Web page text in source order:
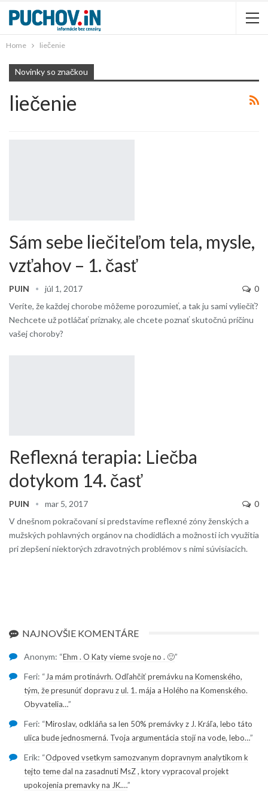
Home liečenie
Novinky so značkou
liečenie
Sám sebe liečiteľom tela, mysle,
vzťahov – 1. časť
PUIN júl 1, 2017
0
Veríte, že každej chorobe môžeme porozumieť, a tak ju sami vyliečiť?
Nechcete už potláčať príznaky, ale chcete poznať skutočnú príčinu
vašej choroby?
Reflexná terapia: Liečba
dotykom 14. časť
PUIN mar 5, 2017
0
V dnešnom pokračovaní si predstavíme reflexné zóny ženských a
mužských pohlavných orgánov na chodidlách a možnosti ich využitia
pri zlepšení niektorých zdravotných problémov s nimi súvisiacich.
NAJNOVŠIE KOMENTÁRE
Anonym: “Ehm . O Katy vieme svoje no . 🙂”
Feri: “ Ja mám protinávrh. Odľahčiť premávku na Komenského,
tým, že presunúť dopravu z ul. 1. mája a Holého na Komenského.
Obyvatelia…”
Feri: “Miroslav, odkláňa sa len 50% premávky z J. Kráľa, lebo táto
ulica bude jednosmerná. Tvoja argumentácia stojí na vode, lebo…”
Erik: “Odpoved vsetkym samozvanym dopravnym analytikom k
tejto teme dal na zasadnuti MsZ , ktory vypracoval projekt
upokojenia premavky na JK.…”